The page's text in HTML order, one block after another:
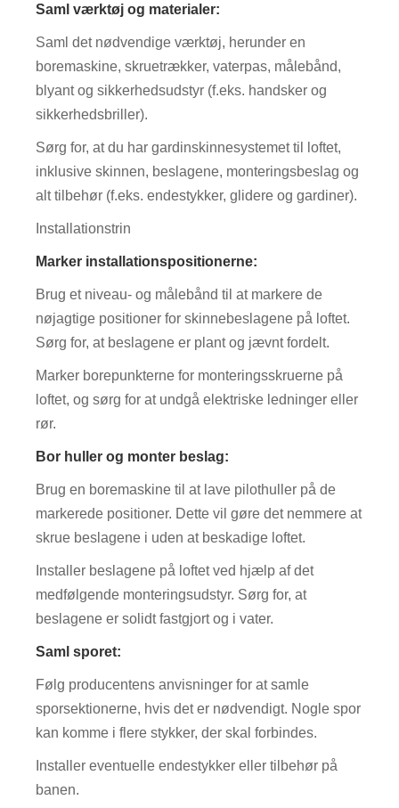
Saml værktøj og materialer:
Saml det nødvendige værktøj, herunder en
boremaskine, skruetrækker, vaterpas, målebånd,
blyant og sikkerhedsudstyr (f.eks. handsker og
sikkerhedsbriller).
Sørg for, at du har gardinskinnesystemet til loftet,
inklusive skinnen, beslagene, monteringsbeslag og
alt tilbehør (f.eks. endestykker, glidere og gardiner).
Installationstrin
Marker installationspositionerne:
Brug et niveau- og målebånd til at markere de
nøjagtige positioner for skinnebeslagene på loftet.
Sørg for, at beslagene er plant og jævnt fordelt.
Marker borepunkterne for monteringsskruerne på
loftet, og sørg for at undgå elektriske ledninger eller
rør.
Bor huller og monter beslag:
Brug en boremaskine til at lave pilothuller på de
markerede positioner. Dette vil gøre det nemmere at
skrue beslagene i uden at beskadige loftet.
Installer beslagene på loftet ved hjælp af det
medfølgende monteringsudstyr. Sørg for, at
beslagene er solidt fastgjort og i vater.
Saml sporet:
Følg producentens anvisninger for at samle
sporsektionerne, hvis det er nødvendigt. Nogle spor
kan komme i flere stykker, der skal forbindes.
Installer eventuelle endestykker eller tilbehør på
banen.